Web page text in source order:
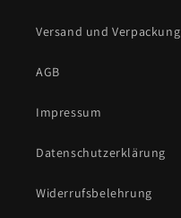
Versand und Verpackung
AGB
Impressum
Datenschutzerklärung
Widerrufsbelehrung